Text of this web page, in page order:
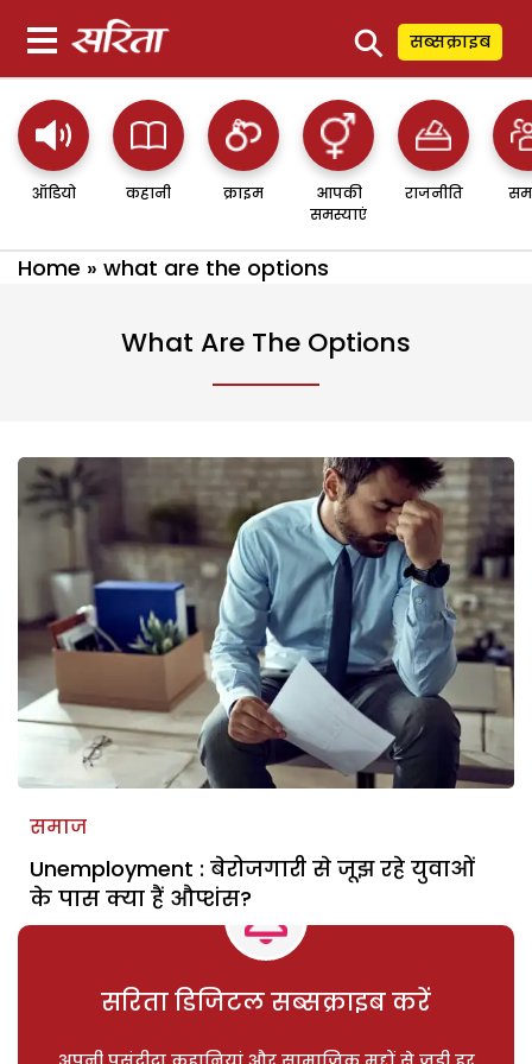
⚲ सब्सक्राइब
ऑडियो कहानी क्राइम
आपकी
समस्याएं
राजनीति
Home » what are the options
What Are The Options
समाज
Unemployment : बेरोजगारी से जूझ रहे युवाओं
के पास क्या हैं औप्शंस?
सरिता डिजिटल सब्सक्राइब करें